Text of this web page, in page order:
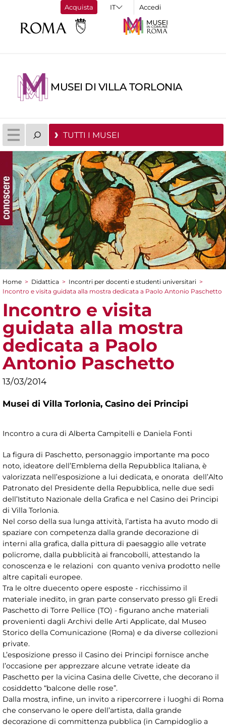
Acquista Accedi
MUSEI DI VILLA TORLONIA
TUTTI I MUSEI
Tu sei qui
Home > Didattica > Incontri per docenti e studenti universitari >
Incontro e visita guidata alla mostra dedicata a Paolo Antonio Paschetto
Incontro e visita
guidata alla mostra
dedicata a Paolo
Antonio Paschetto
13/03/2014
Musei di Villa Torlonia, Casino dei Principi
Incontro a cura di Alberta Campitelli e Daniela Fonti
La figura di Paschetto, personaggio importante ma poco
noto, ideatore dell’Emblema della Repubblica Italiana, è
valorizzata nell’esposizione a lui dedicata, e onorata dell’Alto
Patronato del Presidente della Repubblica, nelle due sedi
dell’Istituto Nazionale della Grafica e nel Casino dei Principi
di Villa Torlonia.
Nel corso della sua lunga attività, l’artista ha avuto modo di
spaziare con competenza dalla grande decorazione di
interni alla grafica, dalla pittura di paesaggio alle vetrate
policrome, dalla pubblicità ai francobolli, attestando la
conoscenza e le relazioni con quanto veniva prodotto nelle
altre capitali europee.
Tra le oltre duecento opere esposte - ricchissimo il
materiale inedito, in gran parte conservato presso gli Eredi
Paschetto di Torre Pellice (TO) - figurano anche materiali
provenienti dagli Archivi delle Arti Applicate, dal Museo
Storico della Comunicazione (Roma) e da diverse collezioni
private.
L’esposizione presso il Casino dei Principi fornisce anche
l’occasione per apprezzare alcune vetrate ideate da
Paschetto per la vicina Casina delle Civette, che decorano il
cosiddetto “balcone delle rose”.
Dalla mostra, infine, un invito a ripercorrere i luoghi di Roma
che conservano le opere dell’artista, dalla grande
decorazione di committenza pubblica (in Campidoglio a